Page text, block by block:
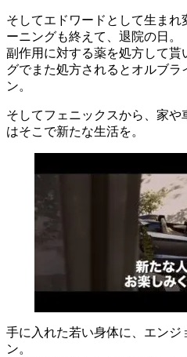
そしてエドワードとして生ま
ーニングも終えて、退院の日。
副作用に対する薬を処方して
グでまた処方されるとオルブ
ン。
そしてフェニックスから、家
はそこで新たな生活を。
手に入れた若い身体に、エンジ
ン。